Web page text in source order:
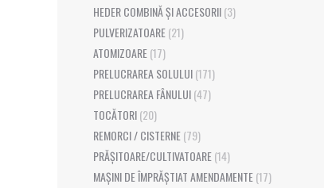
HEDER COMBINĂ ȘI ACCESORII(3)
PULVERIZATOARE(21)
ATOMIZOARE(17)
PRELUCRAREA SOLULUI(171)
PRELUCRAREA FÂNULUI(47)
TOCĂTORI(20)
REMORCI / CISTERNE(79)
PRĂȘITOARE/CULTIVATOARE(14)
MAȘINI DE ÎMPRĂȘTIAT AMENDAMENTE(17)